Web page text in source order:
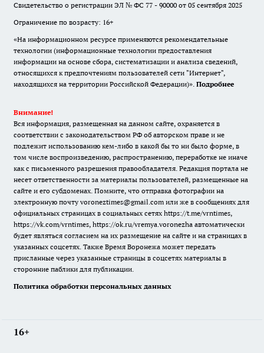
Свидетельство о регистрации ЭЛ № ФС 77 - 90000 от 05 сентября 2025
Ограничение по возрасту: 16+
«На информационном ресурсе применяются рекомендательные
технологии (информационные технологии предоставления
информации на основе сбора, систематизации и анализа сведений,
относящихся к предпочтениям пользователей сети "Интернет",
находящихся на территории Российской Федерации)». Подробнее
Внимание!
Вся информация, размещенная на данном сайте, охраняется в
соответствии с законодательством РФ об авторском праве и не
подлежит использованию кем-либо в какой бы то ни было форме, в
том числе воспроизведению, распространению, переработке не иначе
как с письменного разрешения правообладателя. Редакция портала не
несет ответственности за материалы пользователей, размещенные на
сайте и его субдоменах. Помните, что отправка фотографии на
электронную почту voroneztimes@gmail.com или же в сообщениях для
официальных страницах в социальных сетях https://t.me/vrntimes,
https://vk.com/vrntimes, https://ok.ru/vremya.voronezha автоматически
будет являться согласием на их размещение на сайте и на страницах в
указанных соцсетях. Также Время Воронежа может передать
присланные через указанные страницы в соцсетях материалы в
сторонние паблики для публикации.
Политика обработки персональных данных
16+